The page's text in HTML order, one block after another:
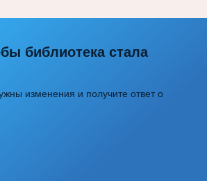
библиотека стала
изменения и получите ответ о